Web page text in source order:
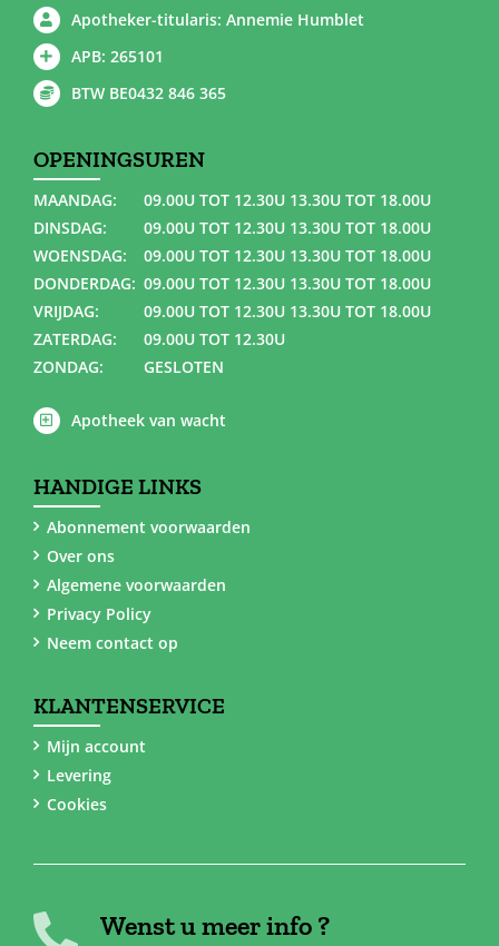
Apotheker-titularis: Annemie Humblet
APB: 265101
BTW BE0432 846 365
OPENINGSUREN
MAANDAG:
09.00U TOT 12.30U 13.30U TOT 18.00U
DINSDAG:
09.00U TOT 12.30U 13.30U TOT 18.00U
WOENSDAG:
09.00U TOT 12.30U 13.30U TOT 18.00U
DONDERDAG: 09.00U TOT 12.30U 13.30U TOT 18.00U
VRIJDAG:
09.00U TOT 12.30U 13.30U TOT 18.00U
ZATERDAG:
09.00U TOT 12.30U
ZONDAG:
GESLOTEN
Apotheek van wacht
HANDIGE LINKS
Abonnement voorwaarden
Over ons
Algemene voorwaarden
Privacy Policy
Neem contact op
KLANTENSERVICE
Mijn account
Levering
Cookies
Wenst u meer info ?